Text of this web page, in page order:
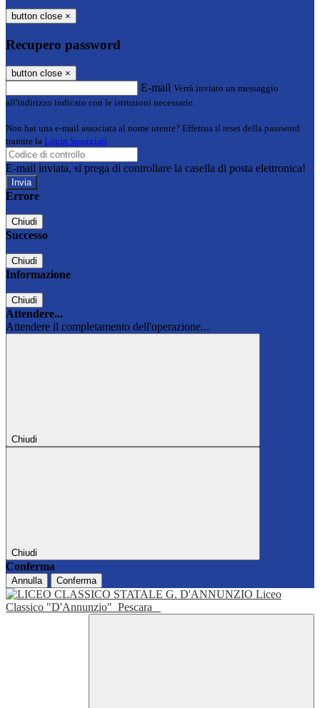
button close ×
Recupero password
button close ×
E-mail Verrà inviato un messaggio
all'indirizzo indicato con le istruzioni necessarie.
Non hai una e-mail associata al nome utente? Effettua il reset della password
tramite la Login Spaggiari
E-mail inviata, si prega di controllare la casella di posta elettronica!
Errore
Chiudi
Successo
Chiudi
Informazione
Chiudi
Attendere...
Attendere il completamento dell'operazione...
Chiudi
Chiudi
Conferma
Annulla Conferma
Liceo
Classico "D'Annunzio" Pescara